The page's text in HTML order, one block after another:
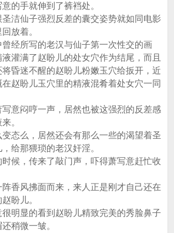
的手就伸到了裤裆处。
仙子强烈反差的囊交姿势就如同电影
放着。
所写的老汉与仙子第一次性交的画
灌满了赵盼儿的处女穴作为结尾，而且
昏迷不醒的赵盼儿粉嫩玉穴给扳开，近
赵盼儿玉穴里的精液混肴着处女穴一同
闷哼一声，居然也被这强烈的反差感
。
么，居然还会有那么一些的渴望着圣
给那猥琐的老汉奸淫。
，传来了敲门声，吓得萧写意赶忙收
风拂面而来，来人正是刚才自己还在
盼儿。
显的看到赵盼儿精致完美的秀脸鼻子
稍微一皱。